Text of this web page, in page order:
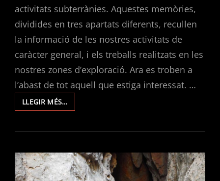
activitats subterrànies. Aquestes memòries,
dividides en tres apartats diferents, recullen
la informació de les nostres activitats de
caràcter general, i els treballs realitzats en les
nostres zones d’exploració. Ara es troben a
l’abast de tot aquell que estiga interessat. …
LLEGIR MÉS…
D’ACTIVITATS
CLUB
L’AVERN
2023.